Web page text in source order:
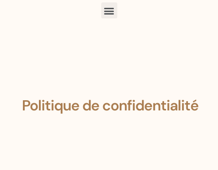
Politique de confidentialité